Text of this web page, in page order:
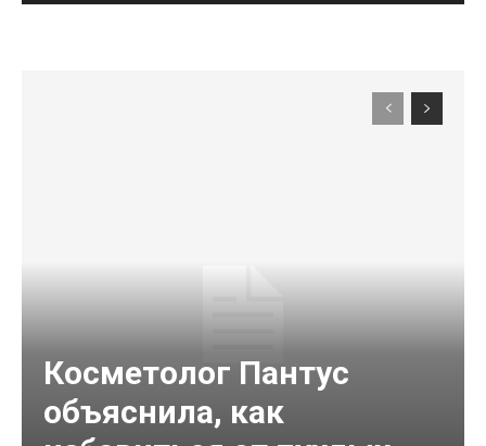
Косметолог Пантус
объяснила, как